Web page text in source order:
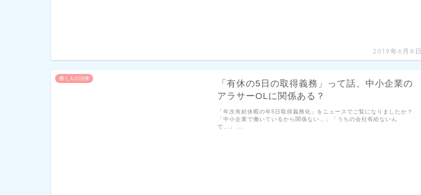
2019年6月8日
働く人の法律
「有休の5日の取得義務」って話、中小企業の
アラサーOLに関係ある？
「年次有給休暇の年5日取得義務化」をニュースでご覧になりましたか？
「中小企業で働いているから関係ない…」「うちの会社有給ないん
で…」 …